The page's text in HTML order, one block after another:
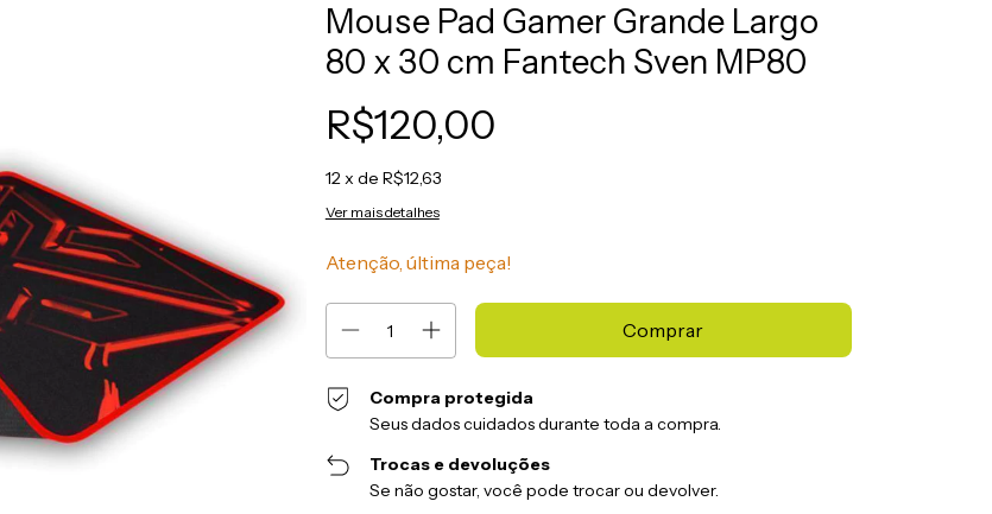
Mouse Pad Gamer Grande Largo
80 x 30 cm Fantech Sven MP80
R$120,00
12x de R$12,63
Ver mais detalhes
Atenção, última peça!
Compra protegida
Seus dados cuidados durante toda a compra.
Trocas e devoluções
Se não gostar, você pode trocar ou devolver.